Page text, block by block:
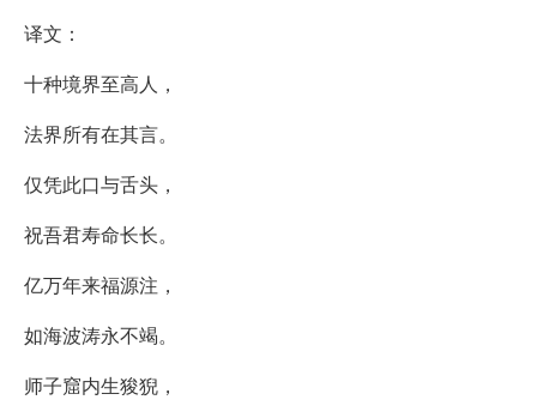
译文：
十种境界至高人，
法界所有在其言。
仅凭此口与舌头，
祝吾君寿命长长。
亿万年来福源注，
如海波涛永不竭。
师子窟内生狻猊，